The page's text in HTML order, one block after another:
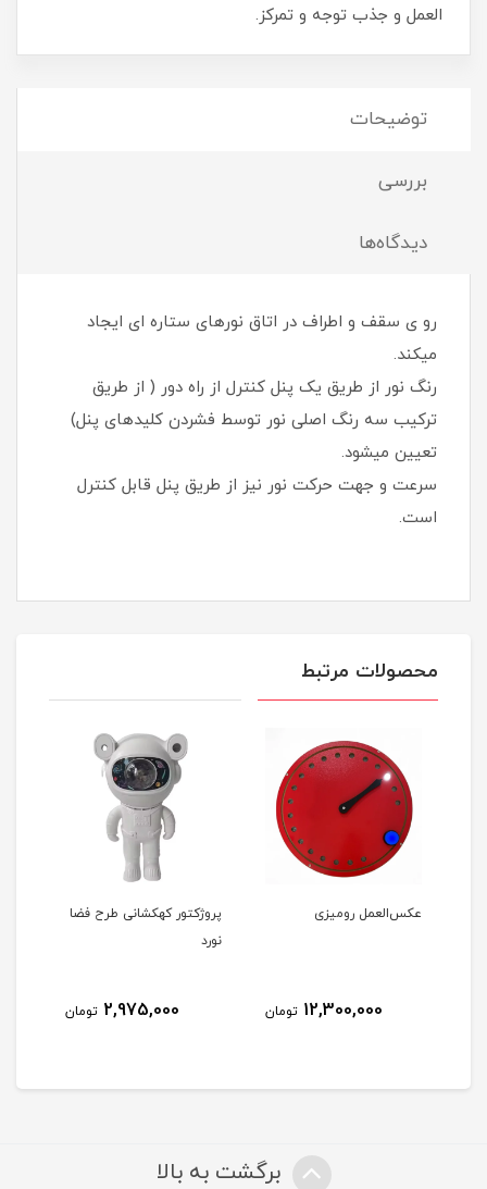
العمل و جذب توجه و تمرکز.
توضیحات
بررسی
دیدگاه‌ها
رو ی سقف و اطراف در اتاق نورهای ستاره ای ایجاد
میکند.
رنگ نور از طریق یک پنل کنترل از راه دور ( از طریق
ترکیب سه رنگ اصلی نور توسط فشردن کلیدهای پنل)
تعیین میشود.
سرعت و جهت حرکت نور نیز از طریق پنل قابل کنترل
است.
محصولات مرتبط
عکس‌العمل رومیزی
12,300,000 تومان
پروژکتور کهکشانی طرح فضا
نورد
2,975,000 تومان
برگشت به بالا